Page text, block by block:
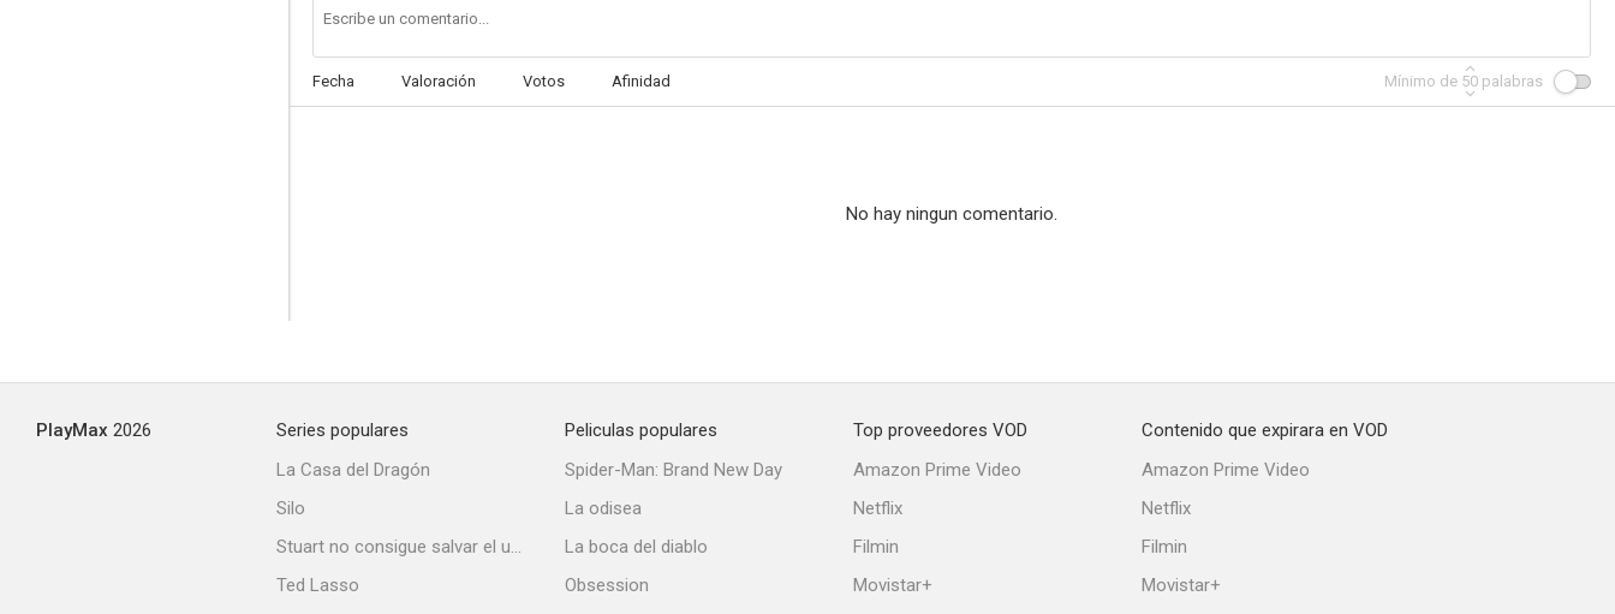
Fecha Valoración Votos Afinidad Mínimo de 50 palabras
No hay ningun comentario.
PlayMax 2026
Series populares
La Casa del Dragón
Silo
Stuart no consigue salvar el universo
Ted Lasso
Peliculas populares
Spider-Man: Brand New Day
La odisea
La boca del diablo
Obsession
Top proveedores VOD
Amazon Prime Video
Netflix
Filmin
Movistar+
Contenido que expirara en VOD
Amazon Prime Video
Netflix
Filmin
Movistar+